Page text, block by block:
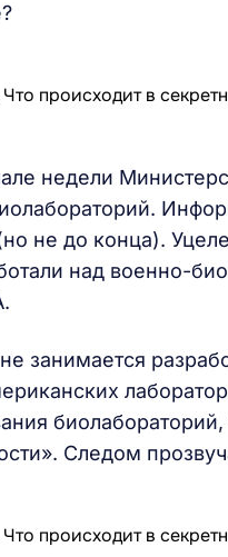
недели
не до конца).
над военно-
занимается
Следом